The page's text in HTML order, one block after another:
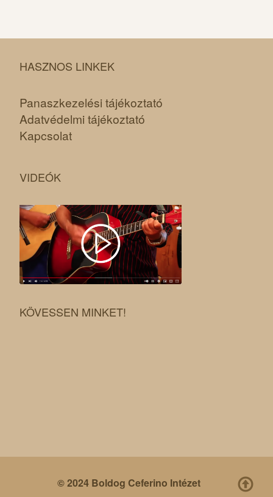
HASZNOS LINKEK
Panaszkezelési tájékoztató
Adatvédelmi tájékoztató
Kapcsolat
VIDEÓK
KÖVESSEN MINKET!
© 2024 Boldog Ceferino Intézet